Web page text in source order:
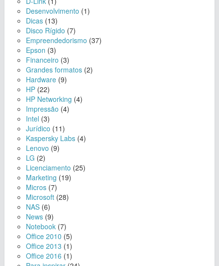
Desenvolvimento (1)
Dicas (13)
Disco Rígido (7)
Empreendedorismo (37)
Epson (3)
Financeiro (3)
Grandes formatos (2)
Hardware (9)
HP (22)
HP Networking (4)
Impressão (4)
Intel (3)
Jurídico (11)
Kaspersky Labs (4)
Lenovo (9)
LG (2)
Licenciamento (25)
Marketing (19)
Micros (7)
Microsoft (28)
NAS (6)
News (9)
Notebook (7)
Office 2010 (5)
Office 2013 (1)
Office 2016 (1)